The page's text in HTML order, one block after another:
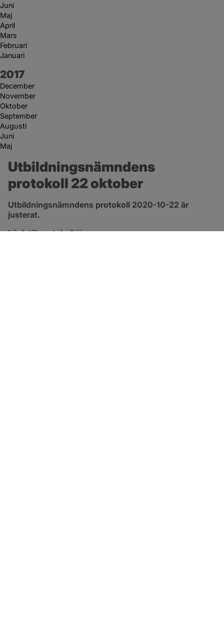
Juni
Maj
April
Mars
Februari
Januari
År:
2017
December
November
Oktober
September
Augusti
Juni
Maj
Utbildningsnämndens
protokoll 22 oktober
Utbildningsnämndens protokoll 2020-10-22 är
justerat.
Länk till protokoll
pdf, 257.7 kB, öppnas i nytt fönster.